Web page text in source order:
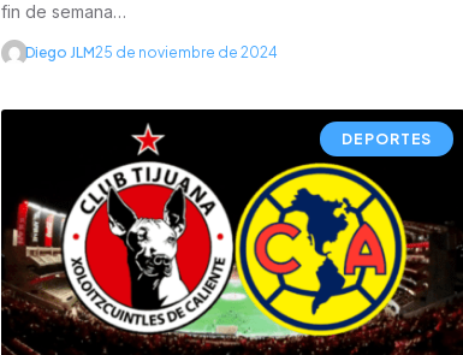
fin de semana…
Diego JLM25 de noviembre de 2024
DEPORTES